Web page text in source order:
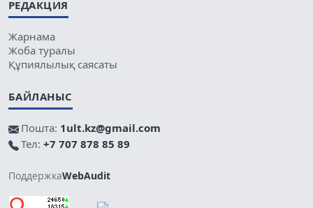
РЕДАКЦИЯ
Жарнама
Жоба туралы
Құпиялылық саясаты
БАЙЛАНЫС
Пошта: 1ult.kz@gmail.com
Тел: +7 707 878 85 89
ПоддержкаWebAudit